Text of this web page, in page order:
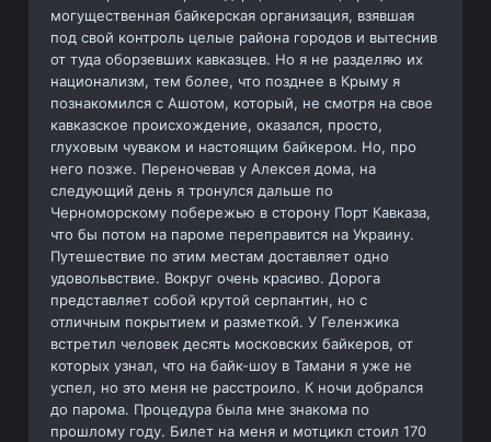
могущественная байкерская организация, взявшая
под свой контроль целые района городов и вытеснив
от туда оборзевших кавказцев. Но я не разделяю их
национализм, тем более, что позднее в Крыму я
познакомился с Ашотом, который, не смотря на свое
кавказское происхождение, оказался, просто,
глуховым чуваком и настоящим байкером. Но, про
него позже. Переночевав у Алексея дома, на
следующий день я тронулся дальше по
Черноморскому побережью в сторону Порт Кавказа,
что бы потом на пароме переправится на Украину.
Путешествие по этим местам доставляет одно
удовольвствие. Вокруг очень красиво. Дорога
представляет собой крутой серпантин, но с
отличным покрытием и разметкой. У Геленжика
встретил человек десять московских байкеров, от
которых узнал, что на байк-шоу в Тамани я уже не
успел, но это меня не расстроило. К ночи добрался
до парома. Процедура была мне знакома по
прошлому году. Билет на меня и мотцикл стоил 170